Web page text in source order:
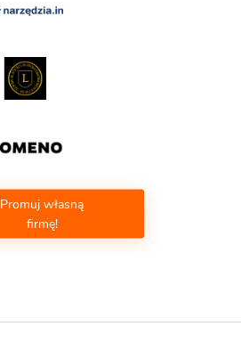
Promuj własną
firmę!